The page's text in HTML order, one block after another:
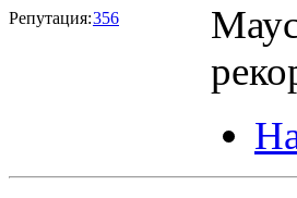
Репутация:356